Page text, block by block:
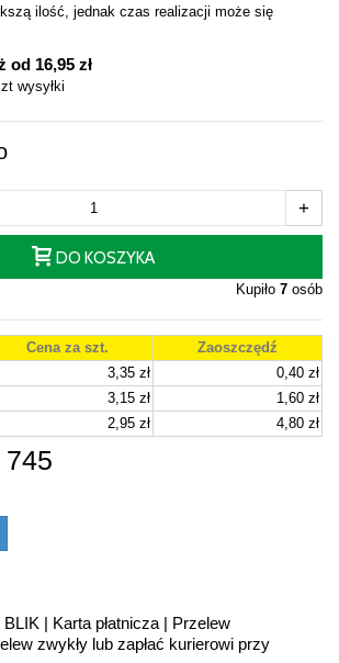
ilość, jednak czas realizacji może się
od 16,95 zł
wysyłki
+
DO KOSZYKA
Kupiło 7 osób
Cena za szt.
Zaoszczędź
3,35 zł
0,40 zł
3,15 zł
1,60 zł
2,95 zł 4,80 zł
745
BLIK | Karta płatnicza | Przelew
zwykły lub zapłać kurierowi przy